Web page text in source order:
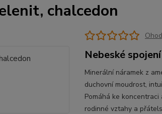
chalcedon
Nebeské spojení
Minerální náramek z
duchovní moudrost,
Pomáhá ke
rodinné vztahy a